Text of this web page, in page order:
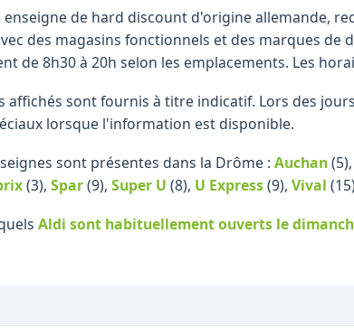
enseigne de hard discount d'origine allemande,
des magasins fonctionnels et des marques de
de 8h30 à 20h selon les emplacements. Les
affichés sont fournis à titre indicatif. Lors des
lorsque l'information est disponible.
sont présentes dans la Drôme : Auchan(5),
(3), Spar(9), Super U (8), U Express(9), Vival (15)
Aldi sont habituellement ouverts le